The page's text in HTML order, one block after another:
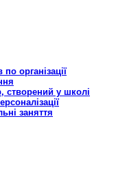
по організації
створений у школі
заняття